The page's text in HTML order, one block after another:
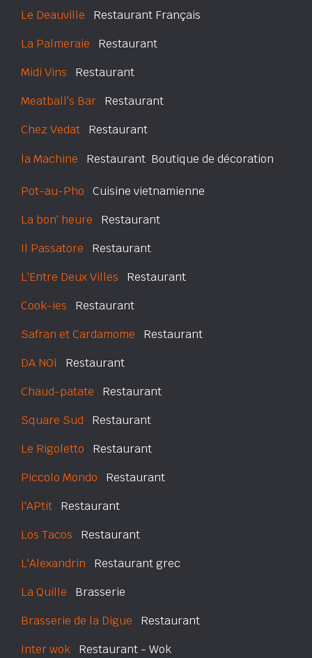
Le Deauville Restaurant Français
La Palmeraie Restaurant
Midi Vins Restaurant
Meatball's Bar Restaurant
Chez Vedat Restaurant
la Machine Restaurant  Boutique de décoration
Pot-au-Pho Cuisine vietnamienne
La bon' heure Restaurant
Il Passatore Restaurant
L'Entre Deux Villes Restaurant
Cook-ies Restaurant
Safran et Cardamome Restaurant
DA NOì Restaurant
Chaud-patate Restaurant
Square Sud Restaurant
Le Rigoletto Restaurant
Piccolo Mondo Restaurant
l'APtit Restaurant
Los Tacos Restaurant
L'Alexandrin Restaurant grec
La Quille Brasserie
Brasserie de la Digue Restaurant
Inter wok Restaurant - Wok